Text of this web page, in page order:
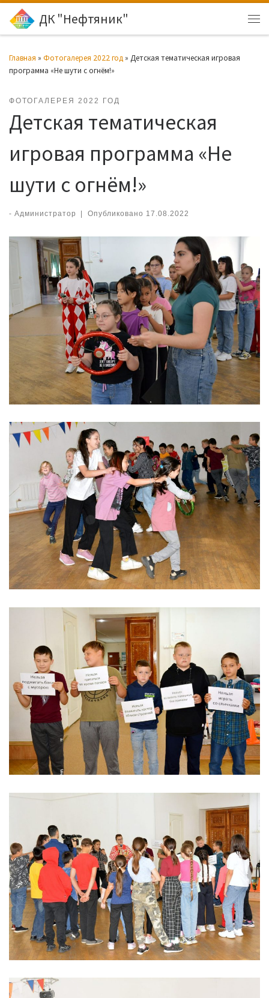
Перейти к содержимому
ДК "Нефтяник"
Главная » Фотогалерея 2022 год » Детская тематическая игровая
программа «Не шути с огнём!»
ФОТОГАЛЕРЕЯ 2022 ГОД
Детская тематическая
игровая программа «Не
шути с огнём!»
- Администратор Опубликовано 17.08.2022